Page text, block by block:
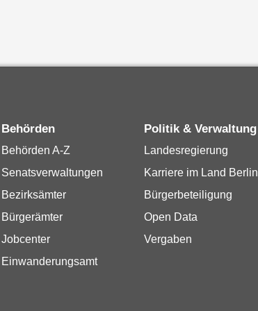
Behörden
Behörden A-Z
Senatsverwaltungen
Bezirksämter
Bürgerämter
Jobcenter
Einwanderungsamt
Politik & Verwaltung
Landesregierung
Karriere im Land Berlin
Bürgerbeteiligung
Open Data
Vergaben